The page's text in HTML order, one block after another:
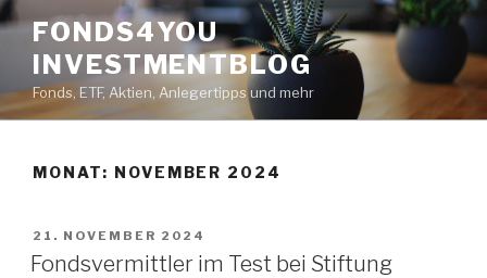
Zum
Inhalt
springen
FONDS4YOU
INVESTMENTBLOG
Fonds, ETF, Aktien, Anlegertipps und mehr
MONAT: NOVEMBER 2024
VERÖFFENTLICHT
AM
21. NOVEMBER 2024
Fondsvermittler im Test bei Stiftung